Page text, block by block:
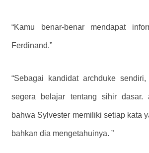
“Kamu benar-benar mendapat
Ferdinand.”
“Sebagai kandidat archduke
segera belajar tentang sihir dasar.
bahwa Sylvester memiliki setiap kata
bahkan dia mengetahuinya. ”